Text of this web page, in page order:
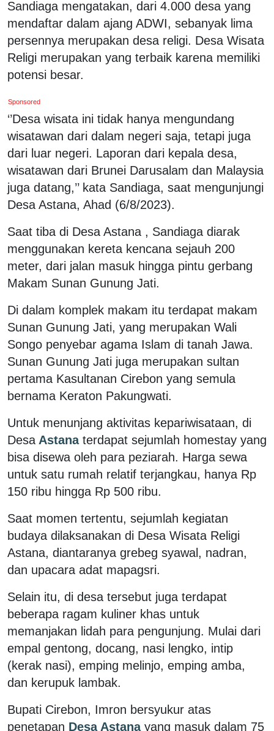
Sandiaga mengatakan, dari 4.000 desa yang
mendaftar dalam ajang ADWI, sebanyak lima
persennya merupakan desa religi. Desa Wisata
Religi merupakan yang terbaik karena memiliki
potensi besar.
Sponsored
‘’Desa wisata ini tidak hanya mengundang
wisatawan dari dalam negeri saja, tetapi juga
dari luar negeri. Laporan dari kepala desa,
wisatawan dari Brunei Darusalam dan Malaysia
juga datang,’’ kata Sandiaga, saat mengunjungi
Desa Astana, Ahad (6/8/2023).
Saat tiba di Desa Astana , Sandiaga diarak
menggunakan kereta kencana sejauh 200
meter, dari jalan masuk hingga pintu gerbang
Makam Sunan Gunung Jati.
Di dalam komplek makam itu terdapat makam
Sunan Gunung Jati, yang merupakan Wali
Songo penyebar agama Islam di tanah Jawa.
Sunan Gunung Jati juga merupakan sultan
pertama Kasultanan Cirebon yang semula
bernama Keraton Pakungwati.
Untuk menunjang aktivitas kepariwisataan, di
Desa Astana terdapat sejumlah homestay yang
bisa disewa oleh para peziarah. Harga sewa
untuk satu rumah relatif terjangkau, hanya Rp
150 ribu hingga Rp 500 ribu.
Saat momen tertentu, sejumlah kegiatan
budaya dilaksanakan di Desa Wisata Religi
Astana, diantaranya grebeg syawal, nadran,
dan upacara adat mapagsri.
Selain itu, di desa tersebut juga terdapat
beberapa ragam kuliner khas untuk
memanjakan lidah para pengunjung. Mulai dari
empal gentong, docang, nasi lengko, intip
(kerak nasi), emping melinjo, emping amba,
dan kerupuk lambak.
Bupati Cirebon, Imron bersyukur atas
penetapan Desa Astana yang masuk dalam 75